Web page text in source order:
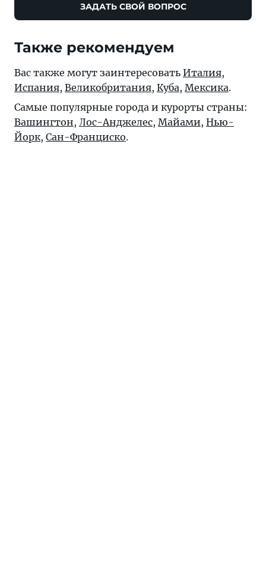
ЗАДАТЬ СВОЙ ВОПРОС
Также рекомендуем
Вас также могут заинтересовать Италия,
Испания, Великобритания, Куба, Мексика.
Самые популярные города и курорты страны:
Вашингтон, Лос-Анджелес, Майами, Нью-
Йорк, Сан-Франциско.